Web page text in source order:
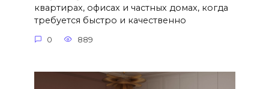
квартирах, офисах и частных домах, когда
требуется быстро и качественно
0 889